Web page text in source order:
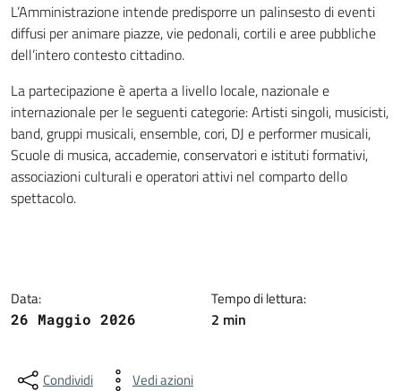
L’Amministrazione intende predisporre un palinsesto di eventi
diffusi per animare piazze, vie pedonali, cortili e aree pubbliche
dell’intero contesto cittadino.
La partecipazione è aperta a livello locale, nazionale e
internazionale per le seguenti categorie: Artisti singoli, musicisti,
band, gruppi musicali, ensemble, cori, DJ e performer musicali,
Scuole di musica, accademie, conservatori e istituti formativi,
associazioni culturali e operatori attivi nel comparto dello
spettacolo.
Data:
26 Maggio 2026
Tempo di lettura:
2 min
Condividi Vedi azioni